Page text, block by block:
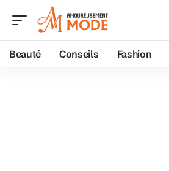
Beauté Conseils Fashion